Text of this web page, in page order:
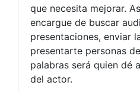
que necesita mejorar.
encargue de buscar
presentaciones, enviar
presentarte personas
palabras será quien dé
del actor.